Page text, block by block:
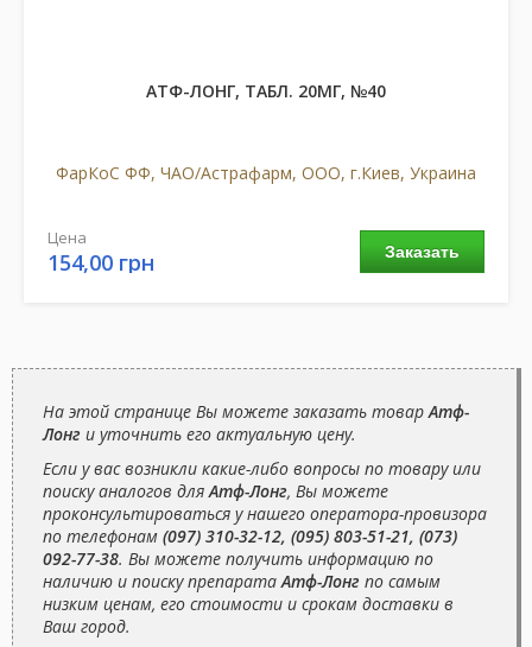
АТФ-ЛОНГ, ТАБЛ. 20МГ, №40
ФарКоС ФФ, ЧАО/Астрафарм, ООО, г.Киев, Украина
Заказать
Цена
154,00 грн
На этой странице Вы можете заказать товарАтф-
Лонг и уточнить его актуальную цену.
Если у вас возникли какие-либо вопросы по товару или
поиску аналогов дляАтф-Лонг, Вы можете
проконсультироваться у нашего оператора-провизора
по телефонам (097) 310-32-12, (095) 803-51-21, (073)
092-77-38. Вы можете получить информацию по
наличию и поиску препаратаАтф-Лонг по самым
низким ценам, его стоимости и срокам доставки в
Ваш город.